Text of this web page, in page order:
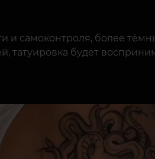
и самоконтроля, более
татуировка будет